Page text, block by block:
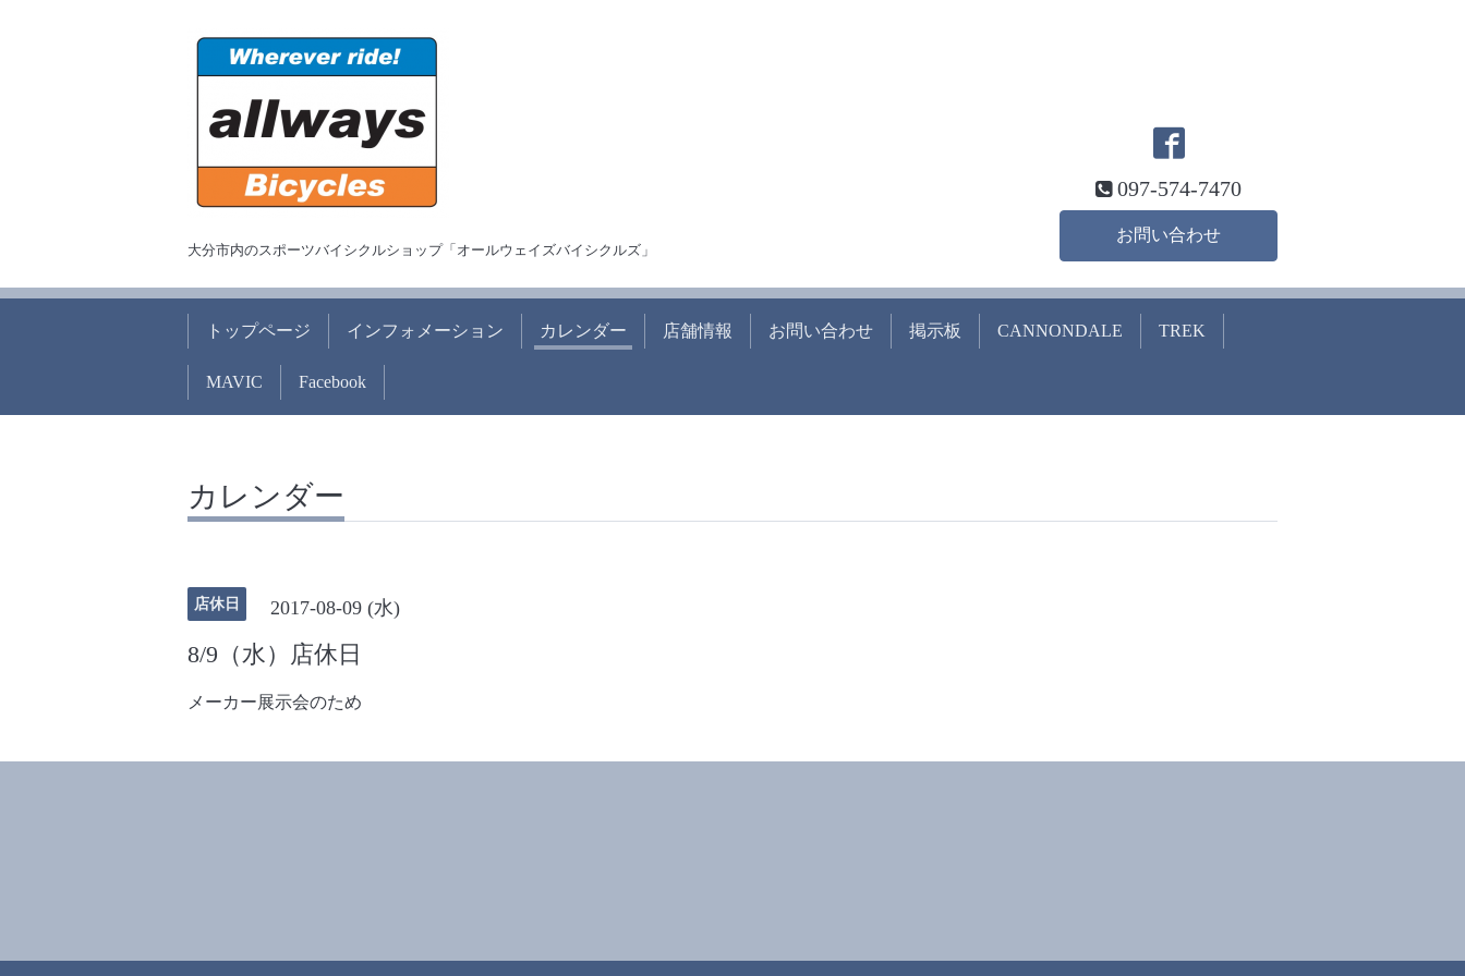
大分市内のスポーツバイシクルショップ「オールウェイズバイシクルズ」
097-574-7470
お問い合わせ
トップページ インフォメーション カレンダー 店舗情報 お問い合わせ 掲示板 CANNONDALE TREK
MAVIC Facebook
カレンダー
店休日 2017-08-09 (水)
8/9（水）店休日
メーカー展示会のため